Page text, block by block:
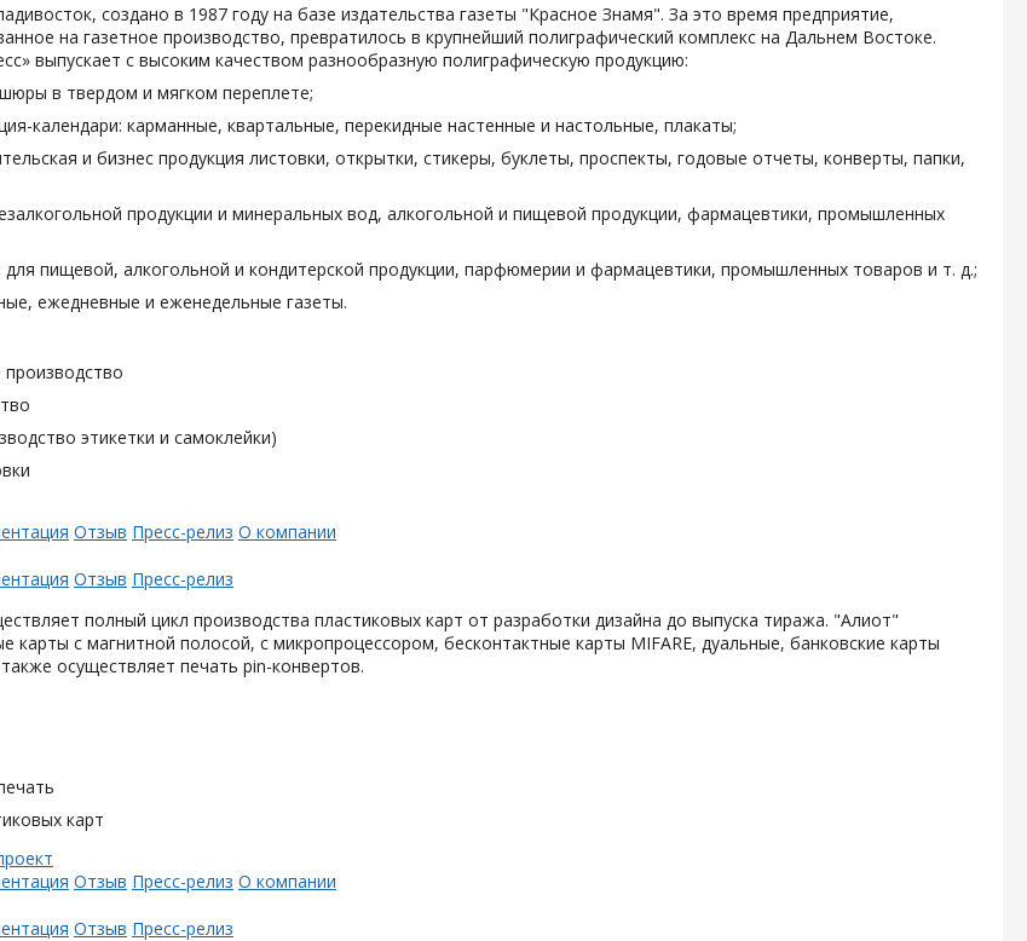
создано в 1987 году на базе издательства газеты "Красное Знамя". За это время предприятие,
на газетное производство, превратилось в крупнейший полиграфический комплекс на Дальнем Востоке.
выпускает с высоким качеством разнообразную полиграфическую продукцию:
в твердом и мягком переплете;
календари: карманные, квартальные, перекидные настенные и настольные, плакаты;
и бизнес продукция листовки, открытки, стикеры, буклеты, проспекты, годовые отчеты, конверты, папки,
продукции и минеральных вод, алкогольной и пищевой продукции, фармацевтики, промышленных
для пищевой, алкогольной и кондитерской продукции, парфюмерии и фармацевтики, промышленных товаров и т. д.;
ежедневные и еженедельные газеты.
этикетки и самоклейки)
Отзыв Пресс-релиз О компании
Отзыв Пресс-релиз
полный цикл производства пластиковых карт от разработки дизайна до выпуска тиража. "Алиот"
карты с магнитной полосой, с микропроцессором, бесконтактные карты MIFARE, дуальные, банковские карты
осуществляет печать pin-конвертов.
карт
Отзыв Пресс-релиз О компании
Отзыв Пресс-релиз